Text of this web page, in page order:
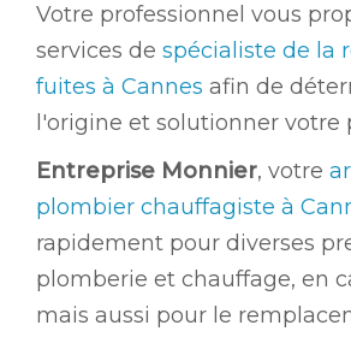
Votre professionnel vous
services de spécialiste de la
fuites à Cannes afin de
l'origine et solutionner votre
Entreprise Monnier, votre
plombier chauffagiste à
rapidement pour diverses
plomberie et chauffage, en
mais aussi pour le